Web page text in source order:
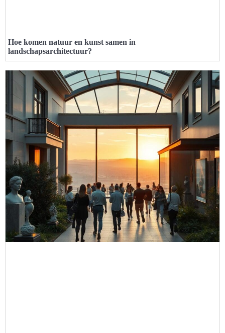
Hoe komen natuur en kunst samen in
landschapsarchitectuur?